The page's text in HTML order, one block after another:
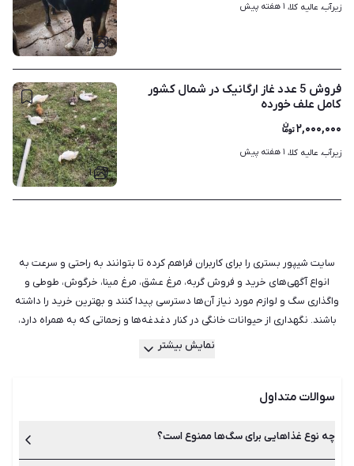
۲
زیرآب، عالیه کلا، ۱ هفته پیش
۱
فروش 5 عدد غاز ارگانیک در شمال کشور
کامل علف خورده
۲,۰۰۰,۰۰۰
زیرآب، عالیه کلا، ۱ هفته پیش
سایت شیپور بستری را برای کاربران فراهم کرده تا بتوانند به راحتی و سرعت به
انواع آگهی‌های خرید و فروش گربه، مرغ عشق، مرغ مینا، خرگوش، طوطی و
واگذاری سگ و لوازم مورد نیاز آن‌ها دسترسی پیدا کنند و بهترین خرید را داشته
باشند. نگهداری از حیوانات خانگی در کنار دغدغه‌ها و زحماتی که به همراه دارد،
موجب تقویت روحیه و افزایش نشاط می‌شود و امید به زندگی را نیز بهبود
حیوان خانگی را دارید، باید نکاتی را نیز در مورد انتخاب حیوان خانگی
نظر بگیرید. حیوانات مختلفی را می‌توان در خانه نگهداری کرد. سگ، گربه، همستر
نمایش بیشتر
سوالات متداول
چه نوع غذاهایی برای سگ‌ها ممنوع است؟